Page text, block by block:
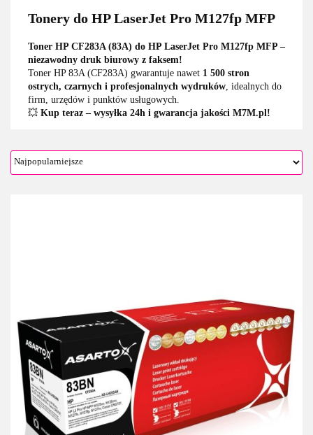
Tonery do HP LaserJet Pro M127fp MFP
Toner HP CF283A (83A) do HP LaserJet Pro M127fp MFP –
niezawodny druk biurowy z faksem!
Toner HP 83A (CF283A) gwarantuje nawet 1 500 stron
ostrych, czarnych i profesjonalnych wydruków, idealnych do
firm, urzędów i punktów usługowych.
💥 Kup teraz – wysyłka 24h i gwarancja jakości M7M.pl!